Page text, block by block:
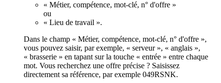
« Métier, compétence, mot-clé, n° d'offre »
ou
« Lieu de travail ».
Dans le champ « Métier, compétence, mot-clé, n° d'offre »,
vous pouvez saisir, par exemple, « serveur », « anglais »,
« brasserie » en tapant sur la touche « entrée » entre chaque
mot. Vous recherchez une offre précise ? Saisissez
directement sa référence, par exemple 049RSNK.